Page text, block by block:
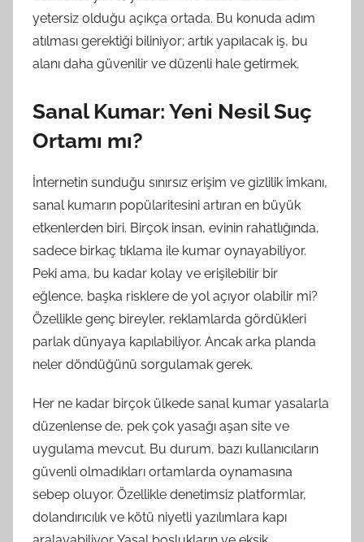
yetersiz olduğu açıkça ortada. Bu konuda adım
atılması gerektiği biliniyor; artık yapılacak iş, bu
alanı daha güvenilir ve düzenli hale getirmek.
Sanal Kumar: Yeni Nesil Suç
Ortamı mı?
İnternetin sunduğu sınırsız erişim ve gizlilik imkanı,
sanal kumarın popülaritesini artıran en büyük
etkenlerden biri. Birçok insan, evinin rahatlığında,
sadece birkaç tıklama ile kumar oynayabiliyor.
Peki ama, bu kadar kolay ve erişilebilir bir
eğlence, başka risklere de yol açıyor olabilir mi?
Özellikle genç bireyler, reklamlarda gördükleri
parlak dünyaya kapılabiliyor. Ancak arka planda
neler döndüğünü sorgulamak gerek.
Her ne kadar birçok ülkede sanal kumar yasalarla
düzenlense de, pek çok yasağı aşan site ve
uygulama mevcut. Bu durum, bazı kullanıcıların
güvenli olmadıkları ortamlarda oynamasına
sebep oluyor. Özellikle denetimsiz platformlar,
dolandırıcılık ve kötü niyetli yazılımlara kapı